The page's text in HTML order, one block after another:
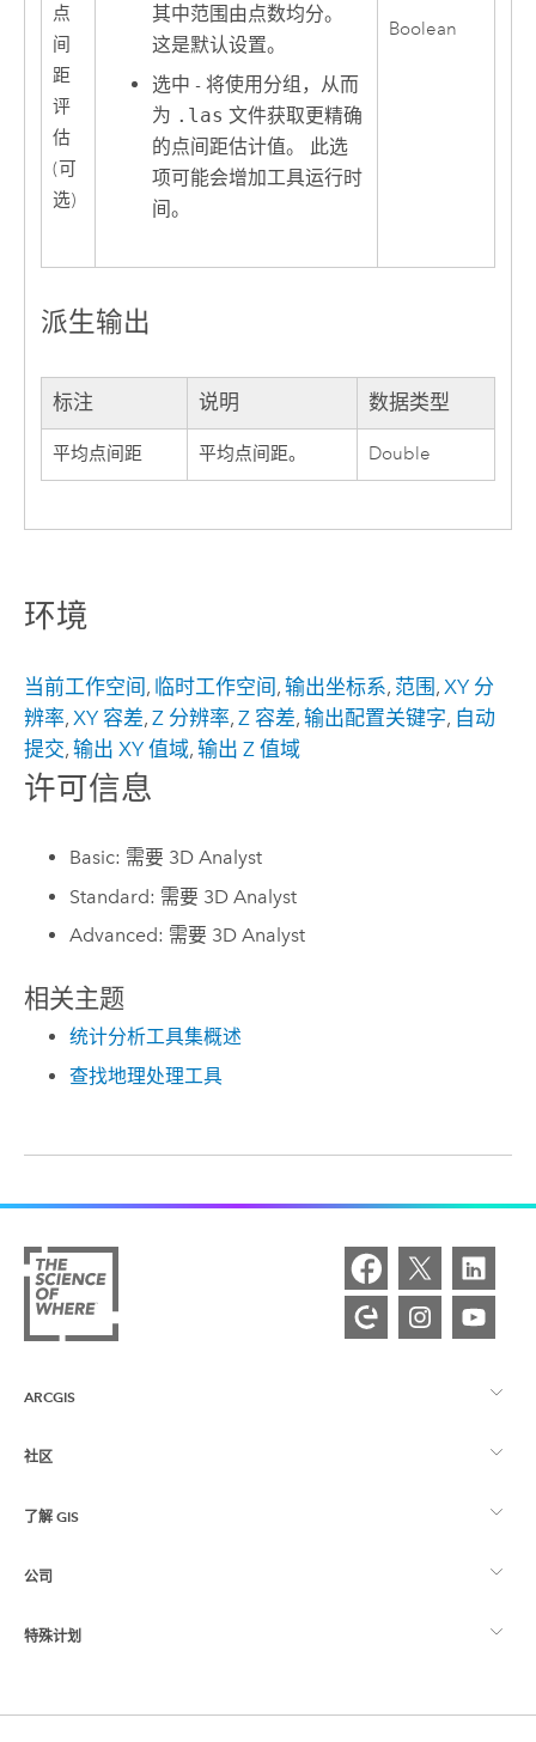
点
间
距
评
估
(可
选)
其中范围由点数均分。
这是默认设置。
选中 - 将使用分组，从而
为 .las 文件获取更精确
的点间距估计值。 此选
项可能会增加工具运行时
间。
Boolean
派生输出
标注 说明 数据类型
平均点间距 平均点间距。 Double
环境
当前工作空间, 临时工作空间, 输出坐标系, 范围, XY 分
辨率, XY 容差, Z 分辨率, Z 容差, 输出配置关键字, 自动
提交, 输出 XY 值域, 输出 Z 值域
许可信息
Basic: 需要 3D Analyst
Standard: 需要 3D Analyst
Advanced: 需要 3D Analyst
相关主题
统计分析工具集概述
查找地理处理工具
ARCGIS
ArcGIS 概览
制图
社区
Esri 社区
ArcGIS 博客
了解 GIS
什么是 GIS？
位置智能
培训
公司
关于 Esri
特殊计划